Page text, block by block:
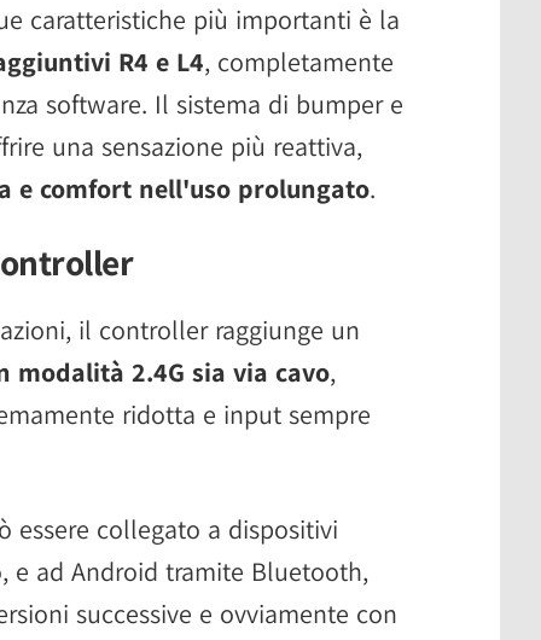
caratteristiche più importanti è la
R4 e L4, completamente
software. Il sistema di bumper e
una sensazione più reattiva,
e comfort nell'uso prolungato.
il controller raggiunge un
modalità 2.4G sia via cavo,
ridotta e input sempre
essere collegato a dispositivi
e ad Android tramite Bluetooth,
successive e ovviamente con